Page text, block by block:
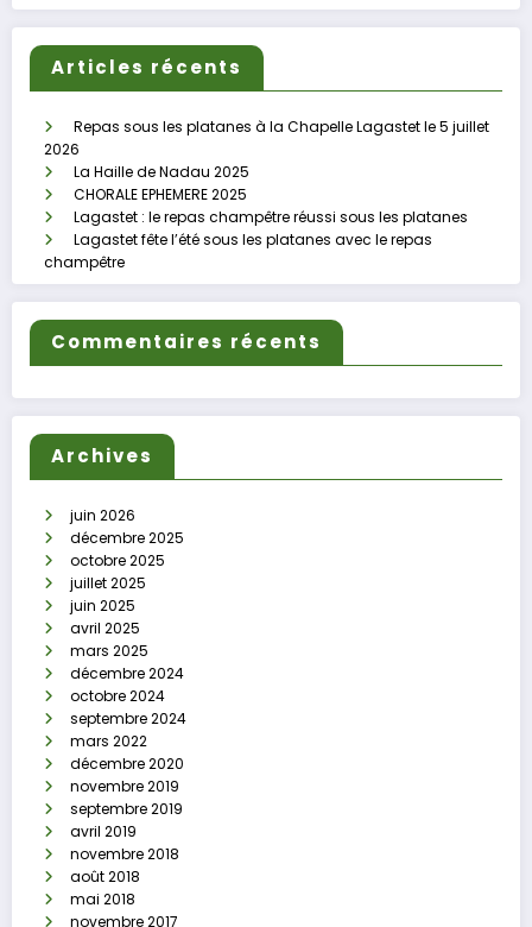
Articles récents
Repas sous les platanes à la Chapelle Lagastet le 5 juillet
2026
La Haille de Nadau 2025
CHORALE EPHEMERE 2025
Lagastet : le repas champêtre réussi sous les platanes
Lagastet fête l’été sous les platanes avec le repas
champêtre
Commentaires récents
Archives
juin 2026
décembre 2025
octobre 2025
juillet 2025
juin 2025
avril 2025
mars 2025
décembre 2024
octobre 2024
septembre 2024
mars 2022
décembre 2020
novembre 2019
septembre 2019
avril 2019
novembre 2018
août 2018
mai 2018
novembre 2017